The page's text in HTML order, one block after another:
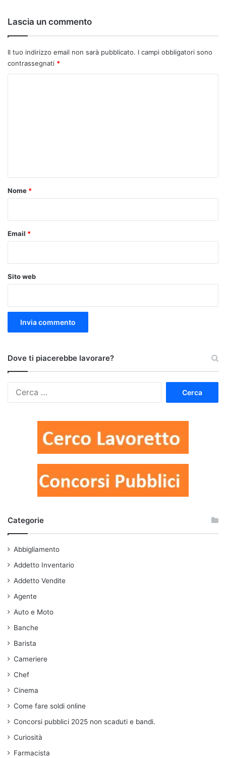
Lascia un commento
Il tuo indirizzo email non sarà pubblicato. I campi obbligatori sono
contrassegnati *
o
Nome *
Email *
Sito web
Dove ti piacerebbe lavorare?
Categorie
Abbigliamento
Addetto Inventario
Addetto Vendite
Agente
Auto e Moto
Banche
Barista
Cameriere
Chef
Cinema
Come fare soldi online
Concorsi pubblici 2025 non scaduti e bandi.
Curiosità
Farmacista